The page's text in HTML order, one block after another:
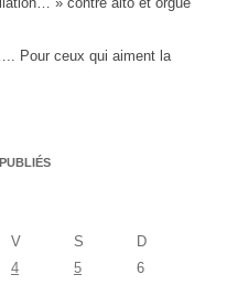
Pour ceux qui aiment la
V S
D
4 5
6